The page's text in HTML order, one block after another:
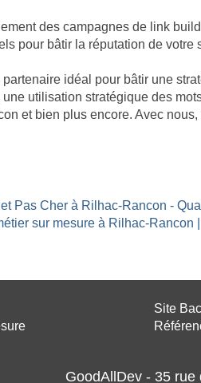
des campagnes de link
pour bâtir la réputation de
partenaire idéal pour bâtir une
utilisation stratégique des
et bien plus encore. Avec
Pas Cher à Rilhac-Rancon -
sur mesure à Rilhac-Rancon
Site
GoodAllDev - 35